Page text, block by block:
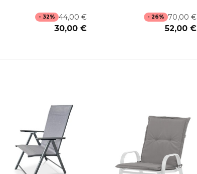
- 32% 44,00 €
30,00 €
- 26% 70,00 €
52,00 €